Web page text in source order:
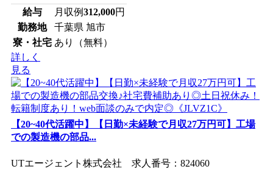
給与
月収例312,000円
勤務地
千葉県 旭市
寮・社宅 あり（無料）
詳しく
見る
【20~40代活躍中】【日勤×未経験で月収27万円可】工場
での製造機の部品...
UTエージェント株式会社 求人番号：824060